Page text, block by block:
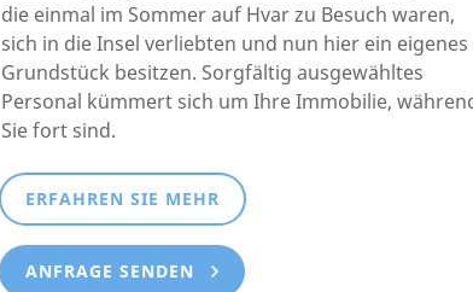
die einmal im Sommer auf Hvar zu Besuch waren,
sich in die Insel verliebten und nun hier ein eigenes
Grundstück besitzen. Sorgfältig ausgewähltes
Personal kümmert sich um Ihre Immobilie,
Sie fort sind.
ERFAHREN SIE MEHR
ANFRAGE SENDEN